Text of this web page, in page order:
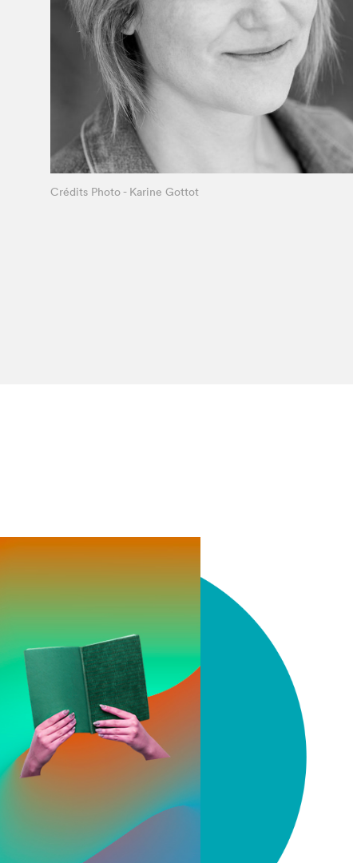
À propos du Salon
Liste des exposant·e·s
Liste des auteur·rice·s
Crédits Photo - Karine Gottot